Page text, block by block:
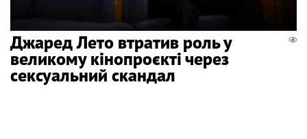
Джаред Лето втратив роль у
великому кінопроєкті через
сексуальний скандал